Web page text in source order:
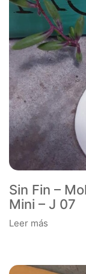
Sin Fin –
Mini – J 07
Leer más